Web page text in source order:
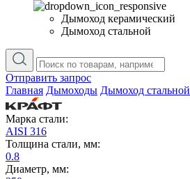
Дымоход керамический
Дымоход стальной
Отправить запрос
Главная Дымоходы Дымоход стальной
Марка стали:
AISI 316
Толщина стали, мм:
0.8
Диаметр, мм: